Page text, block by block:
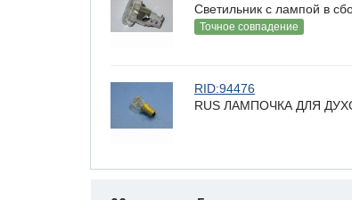
Светильник с лампой в
Точное совпадение
RID:94476
RUS ЛАМПОЧКА ДЛЯ